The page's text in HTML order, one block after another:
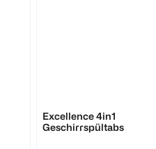
Excellence 4in1
Geschirrspültabs